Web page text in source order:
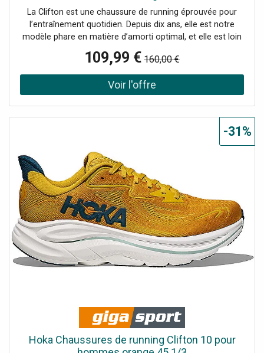
La Clifton est une chaussure de running éprouvée pour
l’entraînement quotidien. Depuis dix ans, elle est notre
modèle phare en matière d’amorti optimal, et elle est loin
d’être fatiguée. Dans la prochaine génération, nous avons
encore augmenté l’amorti, revitalisé la sensation sous le
pied et ajouté un drop supplémentaire de 3 mm. Bien sûr,
la Clifton 10 offre le même amorti ultraléger qui a rendu
du laçage pour empêcher la languette de glisser. Détails :
Maille jacquard Détails réfléchissants sur la tige
MetaRocker™ souple Active Foot Frame™ au talon
Semelle intermédiaire en CMEVA Semelle intérieure en
EVA moulée Caoutchouc résistant à l’abrasion Drop :
8 mm Poids : 278 g Nom de la couleur : Yellow Gold/Tidal
Wave
109,99 € 160,00 €
Hoka Chaussures de running Clifton 10 pour
-31%